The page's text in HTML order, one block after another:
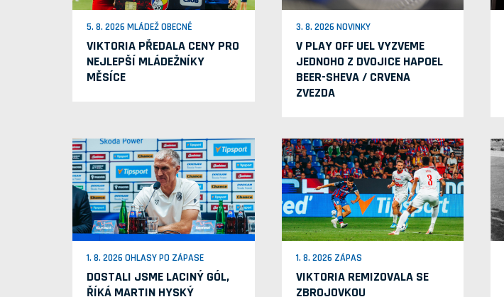
5. 8. 2026 MLÁDEŽ OBECNĚ
VIKTORIA PŘEDALA CENY PRO
NEJLEPŠÍ MLÁDEŽNÍKY
MĚSÍCE
3. 8. 2026 NOVINKY
V PLAY OFF UEL VYZVEME
JEDNOHO Z DVOJICE HAPOEL
BEER-SHEVA / CRVENA
ZVEZDA
1. 8. 2026 OHLASY PO ZÁPASE
DOSTALI JSME LACINÝ GÓL,
ŘÍKÁ MARTIN HYSKÝ
1. 8. 2026 ZÁPAS
VIKTORIA REMIZOVALA SE
ZBROJOVKOU